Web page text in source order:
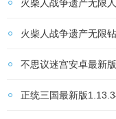
火柴人战争遗产无限
最新版
火柴人战争遗产无限
不思议迷宫安卓最新
正统三国最新版